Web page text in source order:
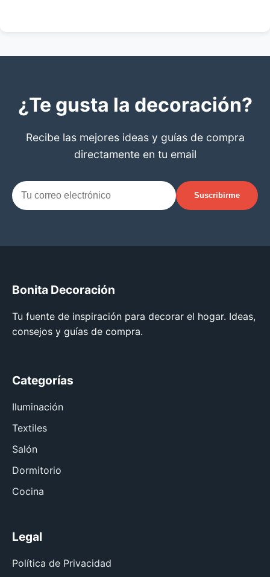
¿Te gusta la decoración?
Recibe las mejores ideas y guías de compra
directamente en tu email
Suscribirme
Bonita Decoración
Tu fuente de inspiración para decorar el hogar. Ideas,
consejos y guías de compra.
Categorías
Iluminación
Textiles
Salón
Dormitorio
Cocina
Legal
Política de Privacidad